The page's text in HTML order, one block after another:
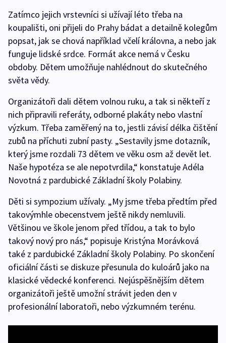
Zatímco jejich vrstevníci si užívají léto třeba na
koupališti, oni přijeli do Prahy bádat a detailně kolegům
popsat, jak se chová například včelí královna, a nebo jak
funguje lidské srdce. Formát akce nemá v Česku
obdoby. Dětem umožňuje nahlédnout do skutečného
světa vědy.
Organizátoři dali dětem volnou ruku, a tak si někteří z
nich připravili referáty, odborné plakáty nebo vlastní
výzkum. Třeba zaměřený na to, jestli závisí délka čištění
zubů na příchuti zubní pasty. „Sestavily jsme dotazník,
který jsme rozdali 73 dětem ve věku osm až devět let.
Naše hypotéza se ale nepotvrdila,“ konstatuje Adéla
Novotná z pardubické Základní školy Polabiny.
Děti si sympozium užívaly. „My jsme třeba předtím před
takovýmhle obecenstvem ještě nikdy nemluvili.
Většinou ve škole jenom před třídou, a tak to bylo
takový nový pro nás,“ popisuje Kristýna Morávková
také z pardubické Základní školy Polabiny. Po skončení
oficiální části se diskuze přesunula do kuloárů jako na
klasické vědecké konferenci. Nejúspěšnějším dětem
organizátoři ještě umožní strávit jeden den v
profesionální laboratoři, nebo výzkumném terénu.